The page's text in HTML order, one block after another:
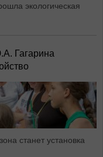
экологическая
Гагарина
станет установка